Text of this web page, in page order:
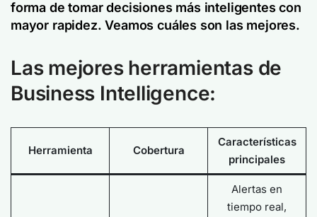
forma de tomar decisiones más inteligentes con
mayor rapidez. Veamos cuáles son las mejores.
Las mejores herramientas de
Business Intelligence:
Herramienta Cobertura
Características
principales
Alertas en
tiempo real,